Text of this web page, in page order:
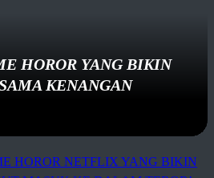
HOROR YANG BIKIN
KENANGAN